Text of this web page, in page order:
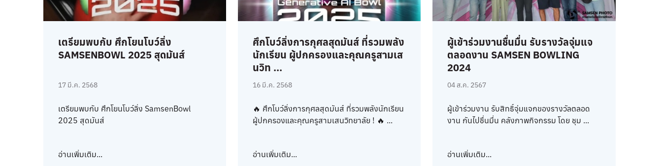
เตรียมพบกับ ศึกโยนโบว์ลิ่ง
SAMSENBOWL 2025 สุดมันส์
17 มี.ค. 2568
เตรียมพบกับ ศึกโยนโบว์ลิ่ง SamsenBowl
2025 สุดมันส์
อ่านเพิ่มเติม...
ศึกโบว์ลิ่งการกุศลสุดมันส์ ที่รวมพลัง
นักเรียน ผู้ปกครองและคุณครูสามเส
นวิท ...
16 มี.ค. 2568
🔥 ศึกโบว์ลิ่งการกุศลสุดมันส์ ที่รวมพลังนักเรียน
ผู้ปกครองและคุณครูสามเสนวิทยาลัย ! 🔥 ...
อ่านเพิ่มเติม...
ผู้เข้าร่วมงานชื่นมื่น รับรางวัลจุ่มแจ
ตลอดงาน SAMSEN BOWLING
2024
04 ส.ค. 2567
ผู้เข้าร่วมงาน รับสิทธิ์จุ่มแจกของรางวัลตลอด
งาน กันไปชื่นมื่น คลังภาพกิจกรรม โดย ชุม ...
อ่านเพิ่มเติม...